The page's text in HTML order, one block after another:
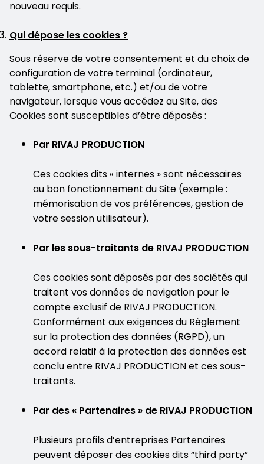
nouveau requis.
Qui dépose les cookies ?
Sous réserve de votre consentement et du choix de
configuration de votre terminal (ordinateur,
tablette, smartphone, etc.) et/ou de votre
navigateur, lorsque vous accédez au Site, des
Cookies sont susceptibles d’être déposés :
Par RIVAJ PRODUCTION
Ces cookies dits « internes » sont nécessaires
au bon fonctionnement du Site (exemple :
mémorisation de vos préférences, gestion de
votre session utilisateur).
Par les sous-traitants de RIVAJ PRODUCTION
Ces cookies sont déposés par des sociétés qui
traitent vos données de navigation pour le
compte exclusif de RIVAJ PRODUCTION.
Conformément aux exigences du Règlement
sur la protection des données (RGPD), un
accord relatif à la protection des données est
conclu entre RIVAJ PRODUCTION et ces sous-
traitants.
Par des « Partenaires » de RIVAJ PRODUCTION
Plusieurs profils d’entreprises Partenaires
peuvent déposer des cookies dits “third party”